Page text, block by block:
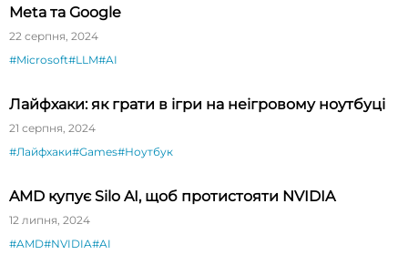
Meta та Google
22 серпня, 2024
#Microsoft#LLM#AI
Лайфхаки: як грати в ігри на неігровому ноутбуці
21 серпня, 2024
#Лайфхаки#Games#Ноутбук
AMD купує Silo AI, щоб протистояти NVIDIA
12 липня, 2024
#AMD#NVIDIA#AI